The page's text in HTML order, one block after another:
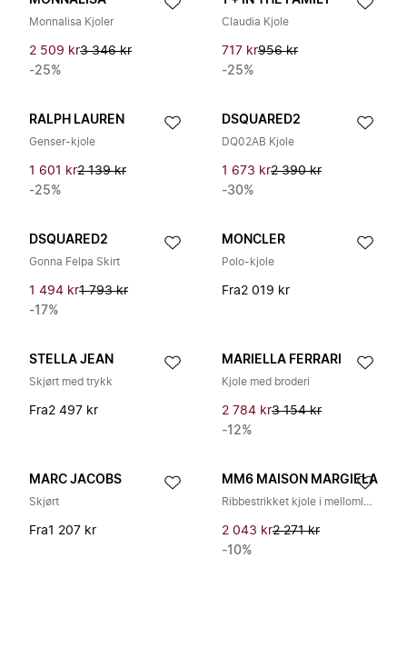
Monnalisa Kjoler
2 509 kr3 346 kr
-25%
Claudia Kjole
717 kr956 kr
-25%
RALPH LAUREN
Genser-kjole
1 601 kr2 139 kr
-25%
DSQUARED2
DQ02AB Kjole
1 673 kr2 390 kr
-30%
DSQUARED2
Gonna Felpa Skirt
1 494 kr1 793 kr
-17%
MONCLER
Polo-kjole
Fra2 019 kr
STELLA JEAN
Skjørt med trykk
Fra2 497 kr
MARIELLA FERRARI
Kjole med broderi
2 784 kr3 154 kr
-12%
MARC JACOBS
Skjørt
Fra1 207 kr
MM6 MAISON MARGIELA
Ribbestrikket kjole i mellomlang lengde
2 043 kr2 271 kr
-10%